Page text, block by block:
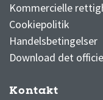
Kommercielle
Cookiepolitik
Handelsbetingelser
Download det
Kontakt